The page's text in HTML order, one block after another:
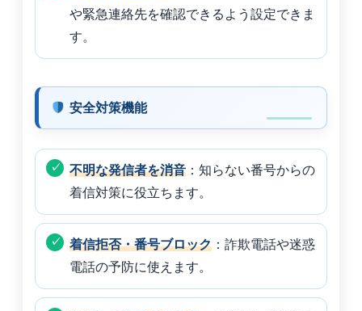
や緊急連絡先を確認できるよう設定できま
す。
安全対策機能
不明な発信者を消音 ：知らない番号からの
着信対策に役立ちます。
着信拒否・番号ブロック ：詐欺電話や迷惑
電話の予防に使えます。